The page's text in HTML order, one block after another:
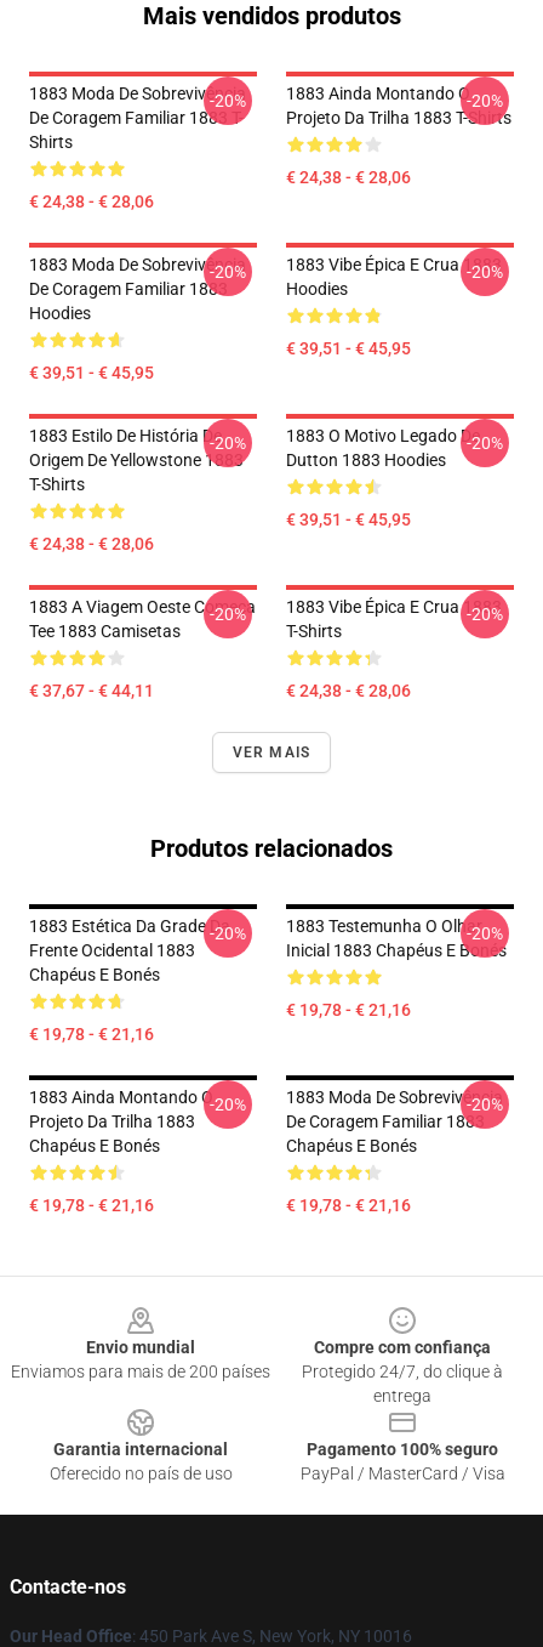
Mais vendidos produtos
1883 Moda De Sobrevivência
De Coragem Familiar 1883 T-
Shirts
€ 24,38 - € 28,06
-20%
1883 Ainda Montando O
Projeto Da Trilha 1883 T-Shirts
€ 24,38 - € 28,06
-20%
1883 Moda De Sobrevivência
De Coragem Familiar 1883
Hoodies
€ 39,51 - € 45,95
-20%
1883 Vibe Épica E Crua 1883
Hoodies
€ 39,51 - € 45,95
-20%
1883 Estilo De História De
Origem De Yellowstone 1883
T-Shirts
€ 24,38 - € 28,06
-20%
1883 O Motivo Legado De
Dutton 1883 Hoodies
€ 39,51 - € 45,95
-20%
1883 A Viagem Oeste Começa
Tee 1883 Camisetas
€ 37,67 - € 44,11
-20%
1883 Vibe Épica E Crua 1883
T-Shirts
€ 24,38 - € 28,06
-20%
VER MAIS
Produtos relacionados
1883 Estética Da Grade Da
Frente Ocidental 1883
Chapéus E Bonés
€ 19,78 - € 21,16
-20%
1883 Testemunha O Olhar
Inicial 1883 Chapéus E Bonés
€ 19,78 - € 21,16
-20%
1883 Ainda Montando O
Projeto Da Trilha 1883
Chapéus E Bonés
€ 19,78 - € 21,16
-20%
1883 Moda De Sobrevivência
De Coragem Familiar 1883
Chapéus E Bonés
€ 19,78 - € 21,16
-20%
Envio mundial
Enviamos para mais de 200 países
Compre com confiança
Protegido 24/7, do clique à
entrega
Garantia internacional
Oferecido no país de uso
Pagamento 100% seguro
PayPal / MasterCard / Visa
Contacte-nos
Our Head Office: 450 Park Ave S, New York, NY 10016